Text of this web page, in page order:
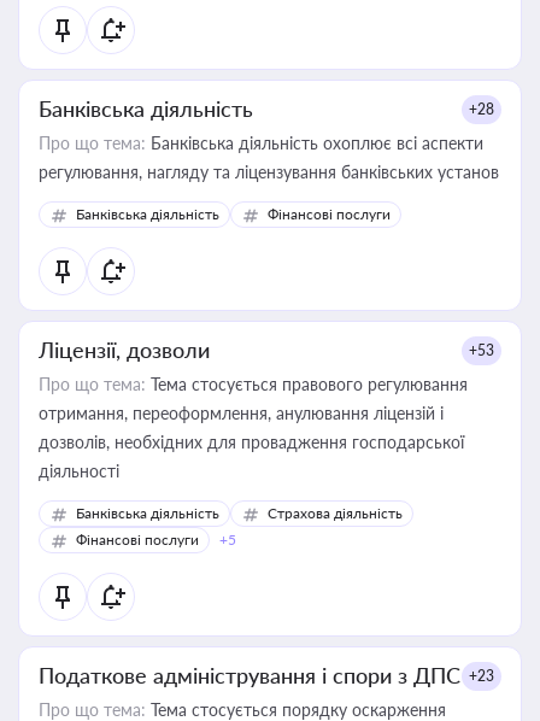
Банківська діяльність +28
Про що тема: Банківська діяльність охоплює всі аспекти
регулювання, нагляду та ліцензування банківських установ
Банківська діяльність Фінансові послуги
Ліцензії, дозволи +53
Про що тема: Тема стосується правового регулювання
отримання, переоформлення, анулювання ліцензій і
дозволів, необхідних для провадження господарської
діяльності
Банківська діяльність
Страхова діяльність
Фінансові послуги
+5
Податкове адміністрування і спори з ДПС +23
Про що тема: Тема стосується порядку оскарження